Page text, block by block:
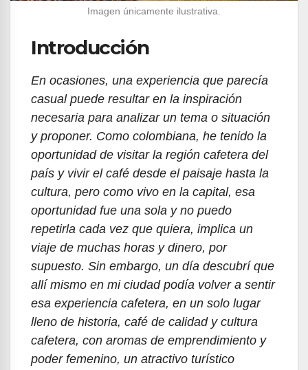
Imagen únicamente ilustrativa.
Introducción
En ocasiones, una experiencia que parecía
casual puede resultar en la inspiración
necesaria para analizar un tema o situación
y proponer. Como colombiana, he tenido la
oportunidad de visitar la región cafetera del
país y vivir el café desde el paisaje hasta la
cultura, pero como vivo en la capital, esa
oportunidad fue una sola y no puedo
repetirla cada vez que quiera, implica un
viaje de muchas horas y dinero, por
supuesto. Sin embargo, un día descubrí que
allí mismo en mi ciudad podía volver a sentir
esa experiencia cafetera, en un solo lugar
lleno de historia, café de calidad y cultura
cafetera, con aromas de emprendimiento y
poder femenino, un atractivo turístico